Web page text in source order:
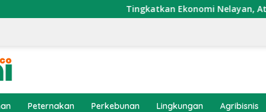
Tingkatkan Ekonomi Nelayan, Atraktor
Peternakan Perkebunan Lingkungan Agribisnis